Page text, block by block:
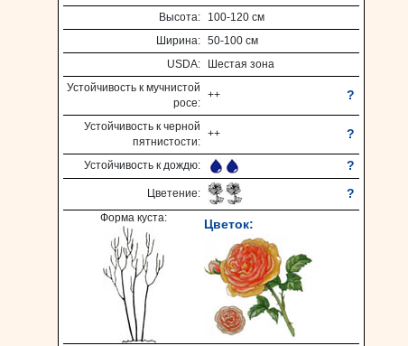
Высота: 100-120 см
Ширина: 50-100 см
USDA: Шестая зона
Устойчивость к мучнистой
росе:
++ ?
Устойчивость к черной
пятнистости:
++ ?
Устойчивость к дождю: ?
Цветение: ?
Форма куста: Цветок: